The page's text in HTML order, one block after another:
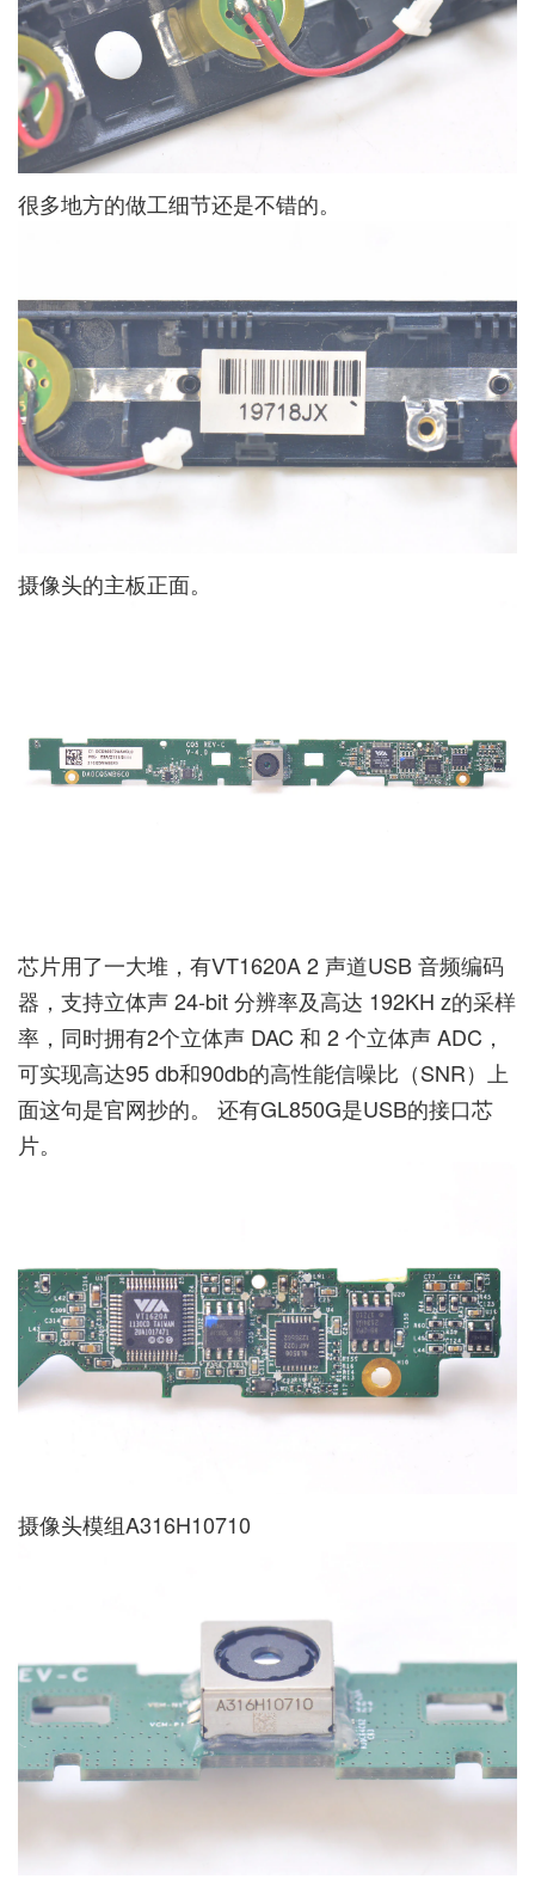
很多地方的做工细节还是不错的。
摄像头的主板正面。
芯片用了一大堆，有VT1620A 2 声道USB 音频编码
器，支持立体声 24-bit 分辨率及高达 192KH z的采样
率，同时拥有2个立体声 DAC 和 2 个立体声 ADC，
可实现高达95 db和90db的高性能信噪比（SNR）上
面这句是官网抄的。 还有GL850G是USB的接口芯
片。
摄像头模组A316H10710